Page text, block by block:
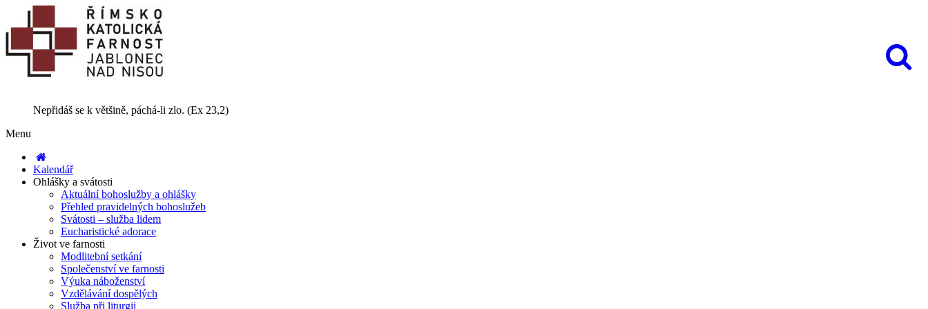
Nepřidáš se k většině, páchá-li zlo. (Ex 23,2)
Menu
Kalendář
Ohlášky a svátosti
Aktuální bohoslužby a ohlášky
Přehled pravidelných bohoslužeb
Svátosti – služba lidem
Eucharistické adorace
Život ve farnosti
Modlitební setkání
Společenství ve farnosti
Výuka náboženství
Vzdělávání dospělých
Služba při liturgii